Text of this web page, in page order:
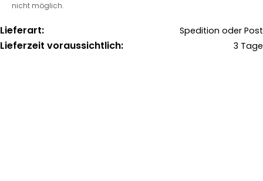
nicht möglich.
Lieferart: Spedition oder Post
Lieferzeit voraussichtlich: 3 Tage